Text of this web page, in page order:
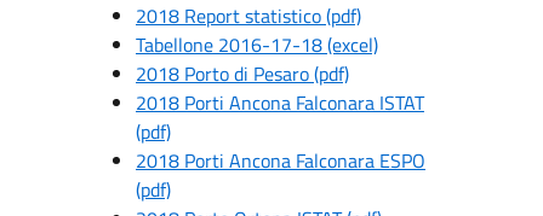
2018 Report statistico (pdf)
Tabellone 2016-17-18 (excel)
2018 Porto di Pesaro (pdf)
2018 Porti Ancona Falconara ISTAT
(pdf)
2018 Porti Ancona Falconara ESPO
(pdf)